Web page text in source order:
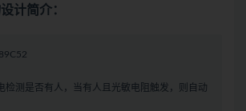
计简介：
检测是否有人，当有人且光敏电阻触发，则自动